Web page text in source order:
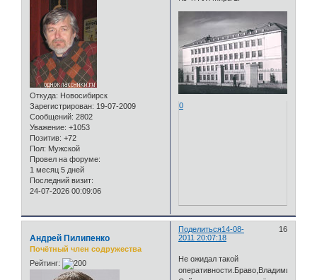
Откуда: Новосибирск
Зарегистрирован: 19-07-2009
Сообщений: 2802
Уважение: +1053
Позитив: +72
Пол: Мужской
Провел на форуме:
1 месяц 5 дней
Последний визит:
24-07-2026 00:09:06
0
Поделиться 16
14-08-
2011 20:07:18
Андрей Пилипенко
Почётный член содружества
Рейтинг:
Не ожидал такой
оперативности.Браво,Владимир!